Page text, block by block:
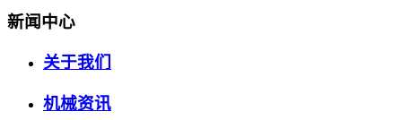
新闻中心
关于我们
机械资讯